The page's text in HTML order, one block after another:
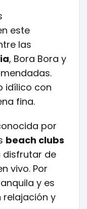
este
las
, Bora Bora y
idílico con
fina.
por
beach clubs
disfrutar de
vivo. Por
y es
relajación y